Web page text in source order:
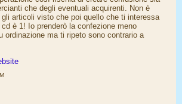
che degli eventuali acquirenti. Non è
articoli visto che poi quello che ti interessa
è 1! Io prenderò la confezione meno
ordinazione ma ti ripeto sono contrario a